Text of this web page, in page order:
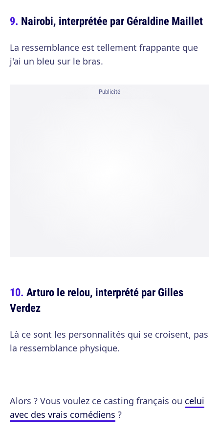
Nairobi, interprétée par Géraldine Maillet
La ressemblance est tellement frappante que
j'ai un bleu sur le bras.
Publicité
Arturo le relou, interprété par Gilles
Verdez
Là ce sont les personnalités qui se croisent, pas
la ressemblance physique.
Alors ? Vous voulez ce casting français ou celui
avec des vrais comédiens ?